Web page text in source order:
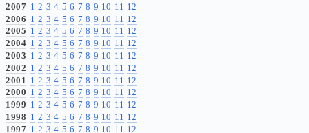
2007 1 2 3 4 5 6 7 8 9 10 11 12
2006 1 2 3 4 5 6 7 8 9 10 11 12
2005 1 2 3 4 5 6 7 8 9 10 11 12
2004 1 2 3 4 5 6 7 8 9 10 11 12
2003 1 2 3 4 5 6 7 8 9 10 11 12
2002 1 2 3 4 5 6 7 8 9 10 11 12
2001
1 2 3 4 5 6 7 8 9 10 11 12
2000 1 2 3 4 5 6 7 8 9 10 11 12
1999 1 2 3 4 5 6 7 8 9 10 11 12
1998 1 2 3 4 5 6 7 8 9 10 11 12
1997 1 2 3 4 5 6 7 8 9 10 11 12